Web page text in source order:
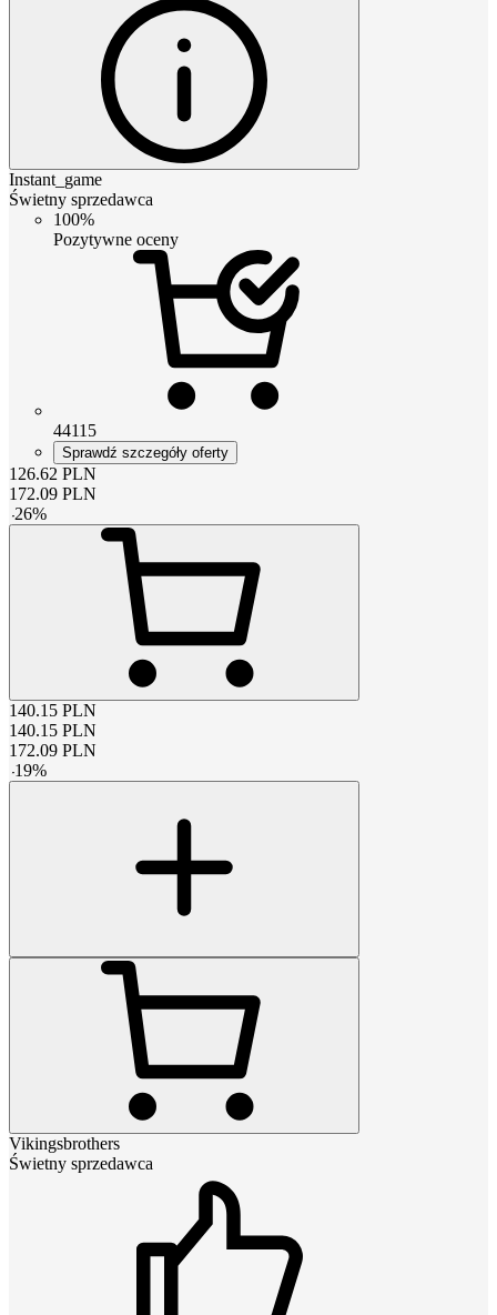
Instant_game
Świetny sprzedawca
100%
Pozytywne oceny
44115
Sprawdź szczegóły oferty
126.62 PLN
172.09 PLN
-26%
140.15 PLN
140.15 PLN
172.09 PLN
-19%
Vikingsbrothers
Świetny sprzedawca